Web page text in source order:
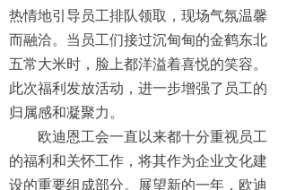
热情地引导员工排队领取，现场气氛温馨
而融洽。当员工们接过沉甸甸的金鹤东北
五常大米时，脸上都洋溢着喜悦的笑容。
此次福利发放活动，进一步增强了员工的
归属感和凝聚力。
欧迪恩工会一直以来都十分重视员工
的福利和关怀工作，将其作为企业文化建
设的重要组成部分。展望新的一年，欧迪